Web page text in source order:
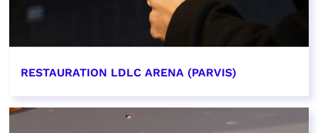
RESTAURATION LDLC ARENA (PARVIS)